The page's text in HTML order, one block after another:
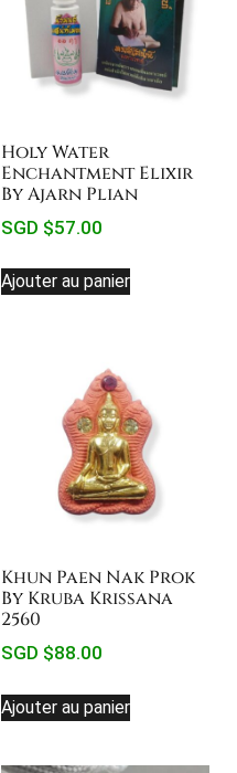
Holy Water
Enchantment Elixir
By Ajarn Plian
SGD $57.00
Ajouter au panier
Khun Paen Nak Prok
By Kruba Krissana
2560
SGD $88.00
Ajouter au panier